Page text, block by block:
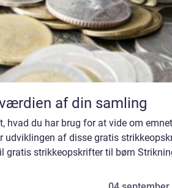
af din samling
hvad du har brug for at vide om
udviklingen af disse gratis
gratis strikkeopskrifter til børn